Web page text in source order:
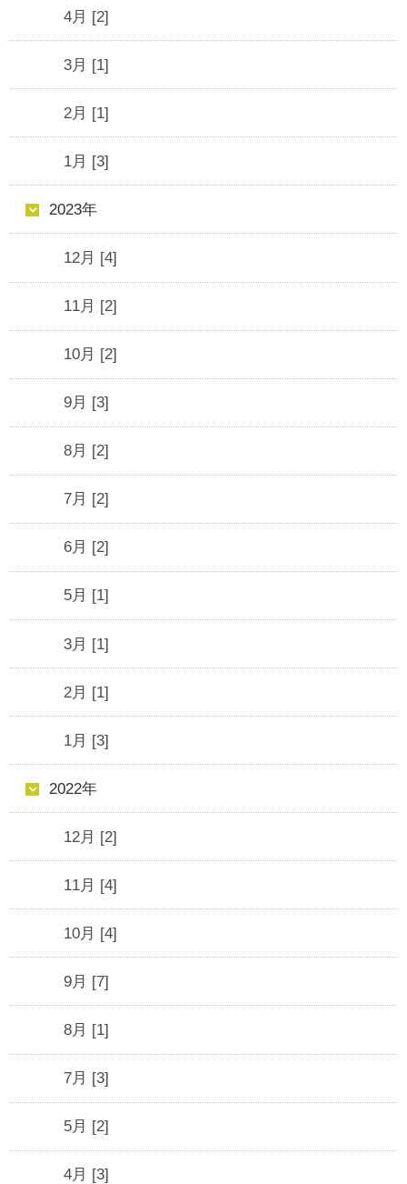
4月 [2]
3月 [1]
2月 [1]
1月 [3]
2023年
12月 [4]
11月 [2]
10月 [2]
9月 [3]
8月 [2]
7月 [2]
6月 [2]
5月 [1]
3月 [1]
2月 [1]
1月 [3]
2022年
12月 [2]
11月 [4]
10月 [4]
9月 [7]
8月 [1]
7月 [3]
5月 [2]
4月 [3]